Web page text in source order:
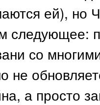
ей), но
следующее:
со
не
а просто